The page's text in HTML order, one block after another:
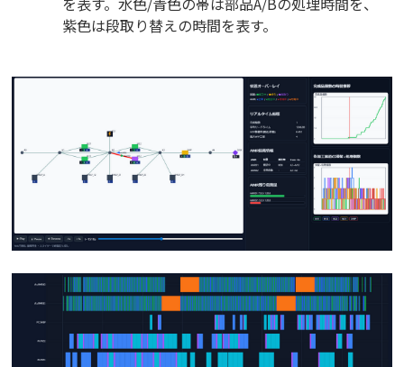
紫色は段取り替えの時間を表す。